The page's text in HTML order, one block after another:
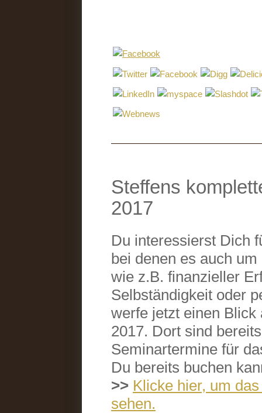
Steffens
2017
Du interessierst Dich
bei denen es auch
wie z.B. finanzieller
Selbständigkeit oder
werfe jetzt einen
2017. Dort sind
Seminartermine für
Du bereits buchen
>> Klicke hier, um
sehen.